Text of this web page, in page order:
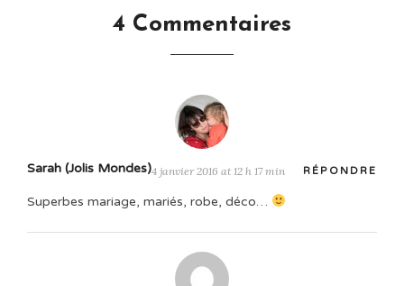
4 Commentaires
Sarah (Jolis Mondes)4 janvier 2016 at 12 h 17 min RÉPONDRE
Superbes mariage, mariés, robe, déco…